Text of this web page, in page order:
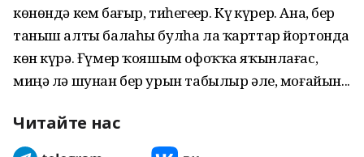
көнөндә кем бағыр, тиһегеҙҙер. Күҙ күрер. Ана, бер
таныш алты балаһы булһа ла ҡарттар йортонда
көн күрә. Ғүмер ҡояшым офоҡҡа яҡынлағас,
миңә лә шунан бер урын табылыр әле, моғайын...
Читайте нас